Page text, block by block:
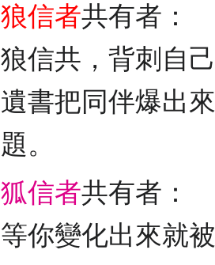
狼信者共有者：
狼信共，背刺自
遺書把同伴爆出
題。
狐信者共有者：
等你變化出來就